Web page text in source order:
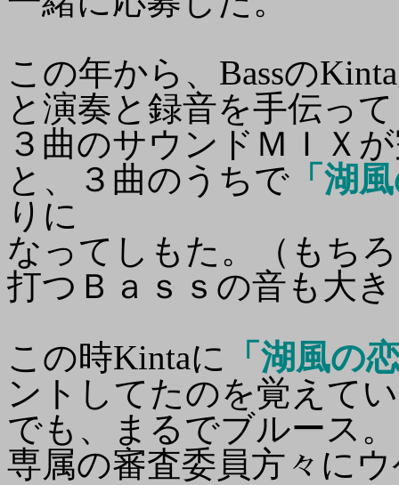
この年から、Bassの
と演奏と録音を手伝っ
３曲のサウンドＭＩＸ
と、３曲のうちで 「湖
りに
なってしもた。（もち
打つＢａｓｓの音も大
この時Kintaに 「湖風の
ントしてたのを覚えて
でも、まるでブルース
専属の審査委員方々に